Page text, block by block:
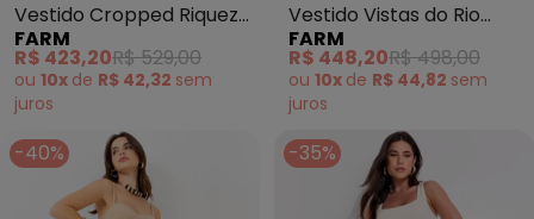
Vestido Cropped Riqueza
Tropical (Off White)
FARM
R$ 423,20R$ 529,00
ou 10x de R$ 42,32 sem
juros
Vestido Vistas do Rio
(Bege)
FARM
R$ 448,20R$ 498,00
ou 10x de R$ 44,82 sem
juros
-40% -35%